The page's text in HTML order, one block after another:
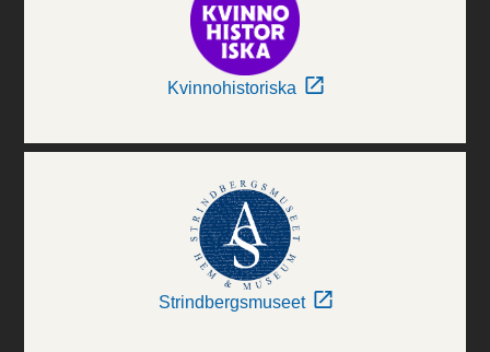
Kvinnohistoriska
Strindbergsmuseet